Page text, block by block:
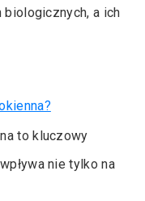
a ich
to kluczowy
nie tylko na